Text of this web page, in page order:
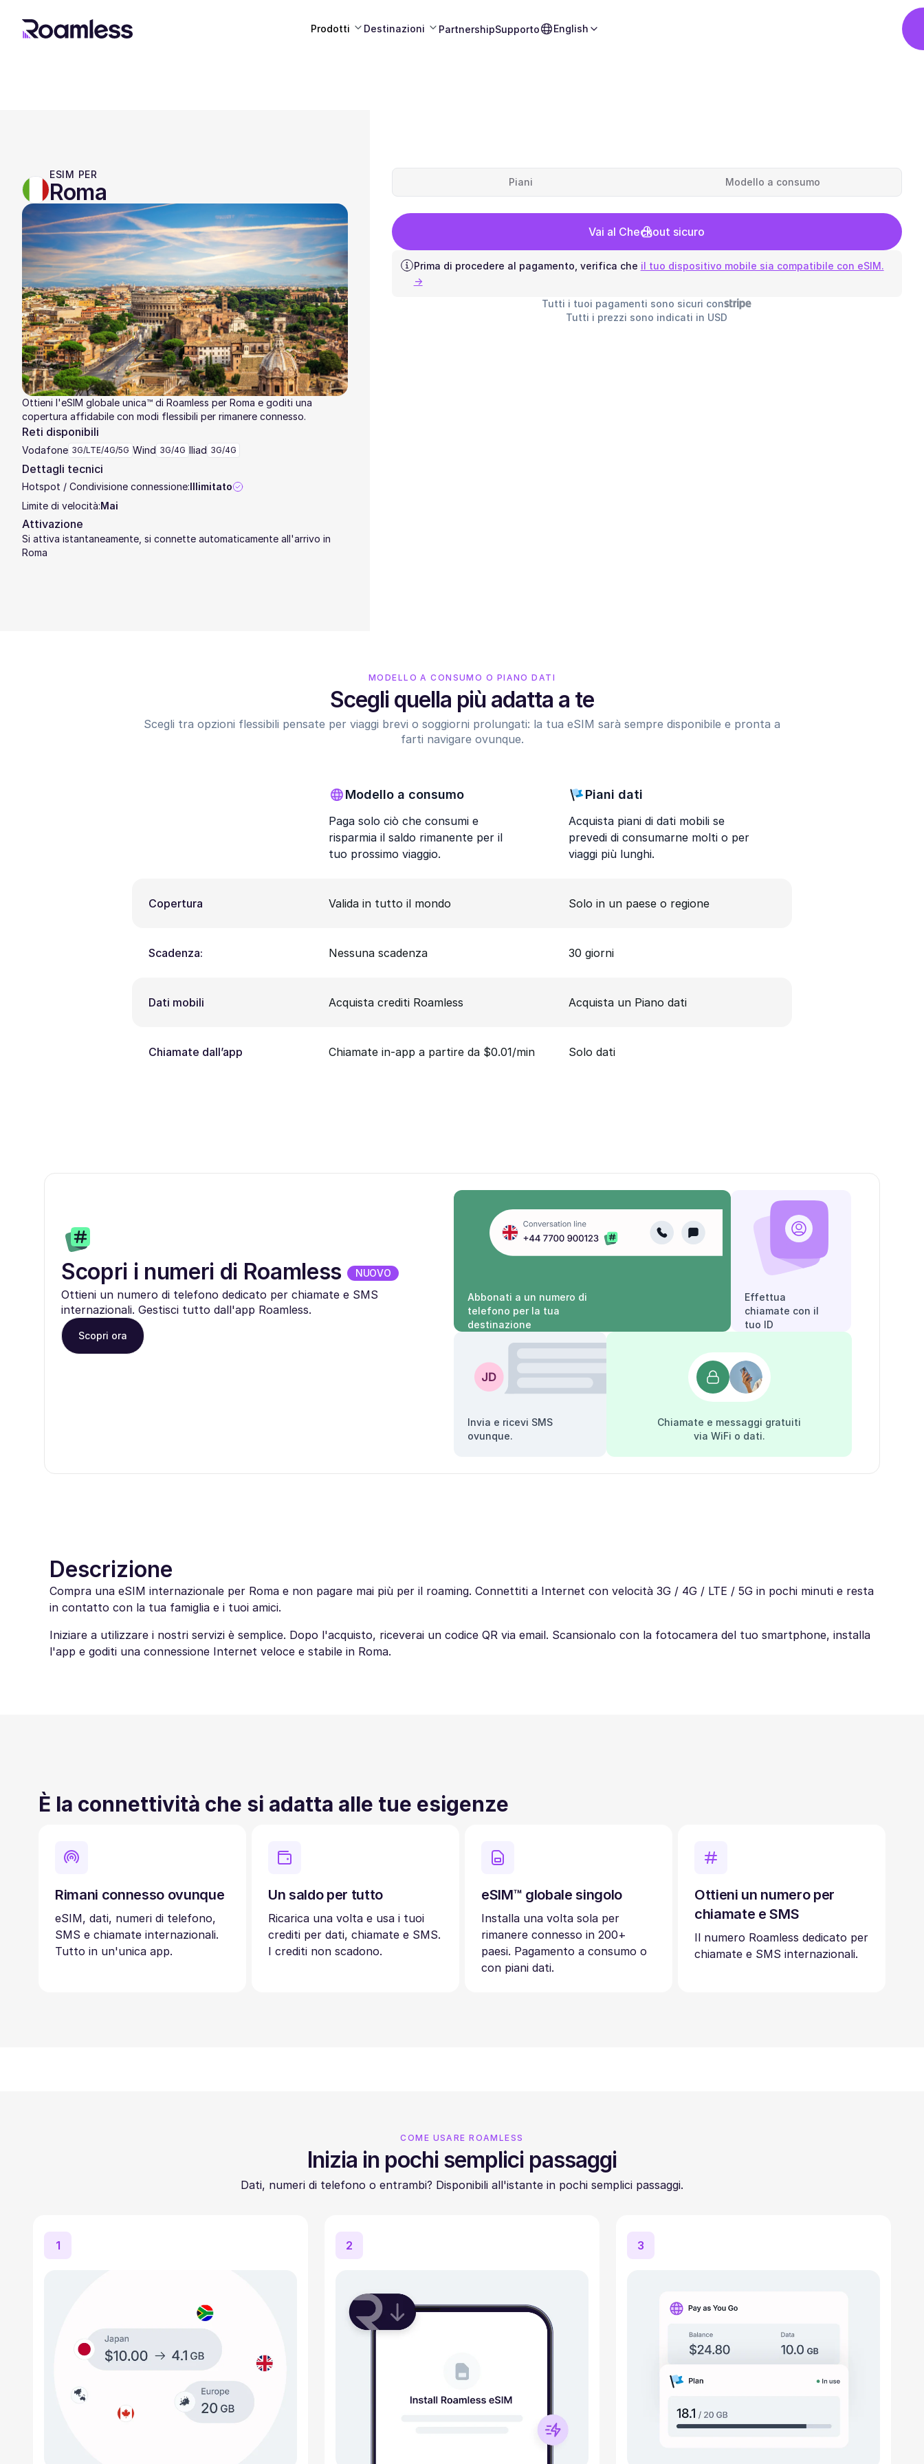
Prodotti Destinazioni PartnershipSupporto English
ESIM PER
Roma
Ottieni l'eSIM globale unica™ di Roamless per Roma e goditi una
copertura affidabile con modi flessibili per rimanere connesso.
Reti disponibili
Vodafone 3G/LTE/4G/5G Wind 3G/4G Iliad 3G/4G
Dettagli tecnici
Hotspot / Condivisione connessione:Illimitato
Limite di velocità:Mai
Attivazione
Si attiva istantaneamente, si connette automaticamente all'arrivo in
Roma
Piani Modello a consumo
Vai al Checkout sicuro
Prima di procedere al pagamento, verifica che il tuo dispositivo mobile sia compatibile con eSIM.
→
Tutti i tuoi pagamenti sono sicuri con
Tutti i prezzi sono indicati in USD
MODELLO A CONSUMO O PIANO DATI
Scegli quella più adatta a te
Scegli tra opzioni flessibili pensate per viaggi brevi o soggiorni prolungati: la tua eSIM sarà sempre disponibile e pronta a
farti navigare ovunque.
Modello a consumo
Paga solo ciò che consumi e
risparmia il saldo rimanente per il
tuo prossimo viaggio.
Piani dati
Acquista piani di dati mobili se
prevedi di consumarne molti o per
viaggi più lunghi.
Copertura Valida in tutto il mondo Solo in un paese o regione
Scadenza: Nessuna scadenza 30 giorni
Dati mobili Acquista crediti Roamless Acquista un Piano dati
Chiamate dall’app Chiamate in-app a partire da $0.01/min Solo dati
Scopri i numeri di Roamless NUOVO
Ottieni un numero di telefono dedicato per chiamate e SMS
internazionali. Gestisci tutto dall'app Roamless.
Scopri ora
Abbonati a un numero di
telefono per la tua
destinazione
Effettua
chiamate con il
tuo ID
Invia e ricevi SMS
ovunque.
Chiamate e messaggi gratuiti
via WiFi o dati.
Descrizione
Compra una eSIM internazionale per Roma e non pagare mai più per il roaming. Connettiti a Internet con velocità 3G / 4G / LTE / 5G in pochi minuti e resta
in contatto con la tua famiglia e i tuoi amici.
Iniziare a utilizzare i nostri servizi è semplice. Dopo l'acquisto, riceverai un codice QR via email. Scansionalo con la fotocamera del tuo smartphone, installa
l'app e goditi una connessione Internet veloce e stabile in Roma.
È la connettività che si adatta alle tue esigenze
Rimani connesso ovunque
eSIM, dati, numeri di telefono,
SMS e chiamate internazionali.
Tutto in un'unica app.
Un saldo per tutto
Ricarica una volta e usa i tuoi
crediti per dati, chiamate e SMS.
I crediti non scadono.
eSIM™ globale singolo
Installa una volta sola per
rimanere connesso in 200+
paesi. Pagamento a consumo o
con piani dati.
Ottieni un numero per
chiamate e SMS
Il numero Roamless dedicato per
chiamate e SMS internazionali.
COME USARE ROAMLESS
Inizia in pochi semplici passaggi
Dati, numeri di telefono o entrambi? Disponibili all'istante in pochi semplici passaggi.
1 2 3